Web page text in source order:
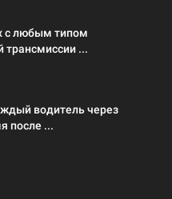
с любым типом
трансмиссии ...
водитель через
после ...